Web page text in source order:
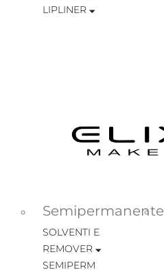
LIPLINER
Semipermanente
SOLVENTI E
REMOVER
SEMIPERM